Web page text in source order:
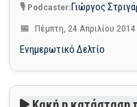
Γιώργος
Πέμπτη, 24 Απριλίου
Ενημερωτικό Δελτίο